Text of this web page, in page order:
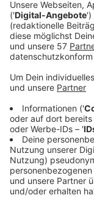
Dachser-Straße
Alsdorfer
Dort entsteht
Der
Brennstoffe
Zuständig ist